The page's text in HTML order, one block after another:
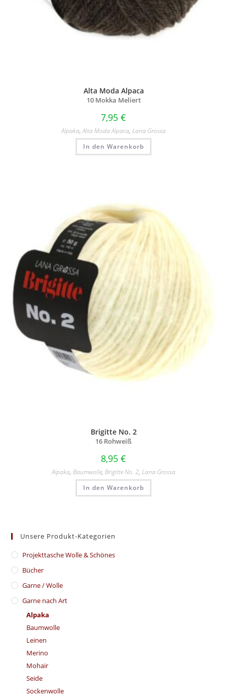
Alta Moda Alpaca
10 Mokka Meliert
7,95 €
Alpaka,Alta Moda Alpaca, Lana Grossa
In den Warenkorb
Brigitte No. 2
16 Rohweiß
8,95 €
Alpaka, Baumwolle, Brigitte No. 2, Lana Grossa
In den Warenkorb
Unsere Produkt-Kategorien
​Projekttasche Wolle & Schönes
Bücher
Garne / Wolle
Garne nach Art
Alpaka
Baumwolle
Leinen
Merino
Mohair
Seide
Sockenwolle